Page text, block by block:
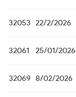
32053 22/2/2026
32061 25/01/2026
32069 8/02/2026